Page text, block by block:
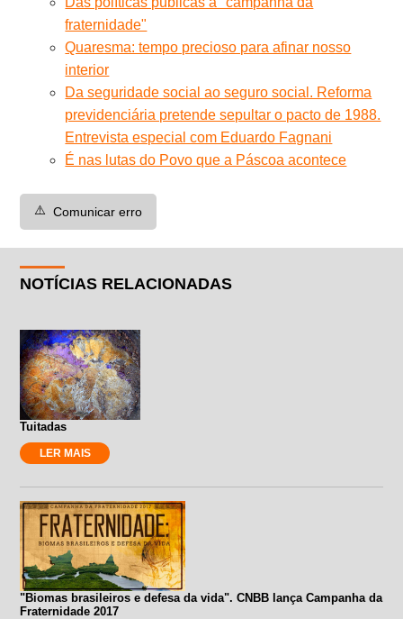
fraternidade"
Quaresma: tempo precioso para afinar nosso
interior
Da seguridade social ao seguro social. Reforma
previdenciária pretende sepultar o pacto de 1988.
Entrevista especial com Eduardo Fagnani
É nas lutas do Povo que a Páscoa acontece
⚠️ Comunicar erro
NOTÍCIAS RELACIONADAS
Tuitadas
LER MAIS
"Biomas brasileiros e defesa da vida". CNBB lança Campanha da
Fraternidade 2017